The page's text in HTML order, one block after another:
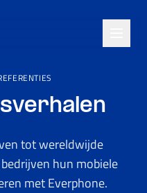
tot wereldwijde
hun mobiele
met Everphone.